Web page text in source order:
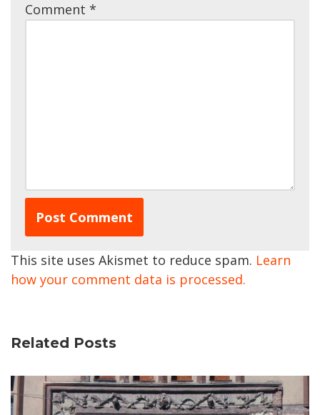
Comment *
This site uses Akismet to reduce spam. Learn
how your comment data is processed.
Related Posts